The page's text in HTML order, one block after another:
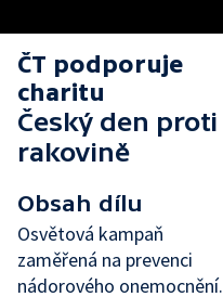
ČT podporuje
charitu
Český den proti
rakovině
Obsah dílu
Osvětová kampaň
zaměřená na prevenci
nádorového onemocnění.